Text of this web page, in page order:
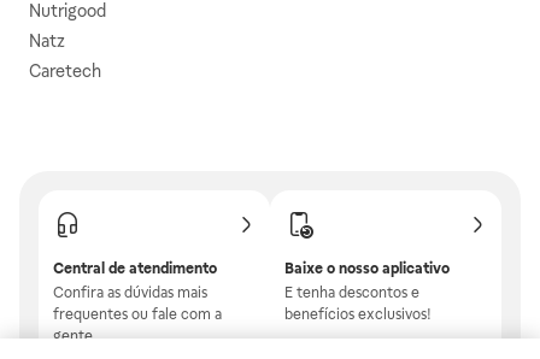
Nutrigood
Natz
Caretech
Central de atendimento
Confira as dúvidas mais
frequentes ou fale com a
gente.
Baixe o nosso aplicativo
E tenha descontos e
benefícios exclusivos!